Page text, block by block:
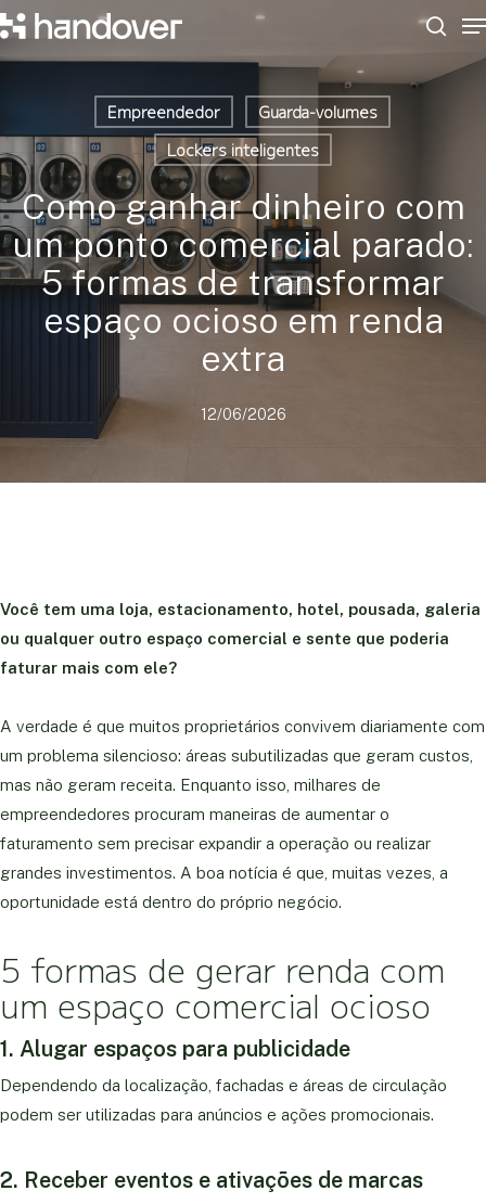
Skip
to
Empreendedor
Guarda-volumes
Lockers inteligentes
Como ganhar dinheiro com
um ponto comercial parado:
5 formas de transformar
espaço ocioso em renda
extra
12/06/2026
Você tem uma loja, estacionamento, hotel, pousada, galeria
ou qualquer outro espaço comercial e sente que poderia
faturar mais com ele?
A verdade é que muitos proprietários convivem diariamente com
um problema silencioso: áreas subutilizadas que geram custos,
mas não geram receita. Enquanto isso, milhares de
empreendedores procuram maneiras de aumentar o
faturamento sem precisar expandir a operação ou realizar
grandes investimentos. A boa notícia é que, muitas vezes, a
oportunidade está dentro do próprio negócio.
5 formas de gerar renda com
um espaço comercial ocioso
1. Alugar espaços para publicidade
Dependendo da localização, fachadas e áreas de circulação
podem ser utilizadas para anúncios e ações promocionais.
2. Receber eventos e ativações de marcas
Close